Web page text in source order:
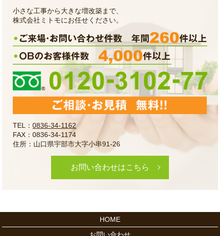
小さな工事から大きな増改築まで、
株式会社ミトモにお任せください。
TEL：0836-34-1162
FAX：0836-34-1174
住所：山口県宇部市大字小串91-26
お問い合わせはこちら
HOME